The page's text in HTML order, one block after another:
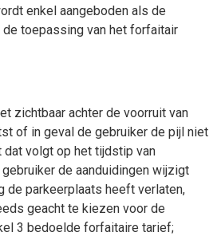
enkel aangeboden als de
toepassing van het forfaitair
zichtbaar achter de voorruit van
of in geval de gebruiker de pijl niet
volgt op het tijdstip van
de aanduidingen wijzigt
de parkeerplaats heeft verlaten,
geacht te kiezen voor de
3 bedoelde forfaitaire tarief;